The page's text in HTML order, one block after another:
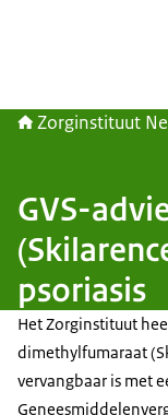
Zorginstituut
GVS-
psoriasis
Het Zorginstituut
dimethylfumaraat
vervangbaar is met